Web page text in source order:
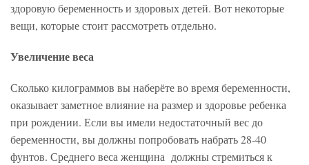
здоровую беременность и здоровых детей. Вот некоторые
вещи, которые стоит рассмотреть отдельно.
Увеличение веса
Сколько килограммов вы наберёте во время беременности,
оказывает заметное влияние на размер и здоровье ребенка
при рождении. Если вы имели недостаточный вес до
беременности, вы должны попробовать набрать 28-40
фунтов. Среднего веса женщина должны стремиться к